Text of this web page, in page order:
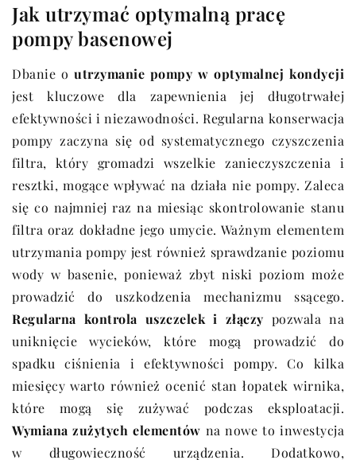
Jak utrzymać optymalną pracę
pompy basenowej
Dbanie o utrzymanie pompy w optymalnej kondycji
jest kluczowe dla zapewnienia jej długotrwałej
efektywności i niezawodności. Regularna konserwacja
pompy zaczyna się od systematycznego czyszczenia
filtra, który gromadzi wszelkie zanieczyszczenia i
resztki, mogące wpływać na działa nie pompy. Zaleca
się co najmniej raz na miesiąc skontrolowanie stanu
filtra oraz dokładne jego umycie. Ważnym elementem
utrzymania pompy jest również sprawdzanie poziomu
wody w basenie, ponieważ zbyt niski poziom może
prowadzić do uszkodzenia mechanizmu ssącego.
Regularna kontrola uszczelek i złączy pozwala na
uniknięcie wycieków, które mogą prowadzić do
spadku ciśnienia i efektywności pompy. Co kilka
miesięcy warto również ocenić stan łopatek wirnika,
które mogą się zużywać podczas eksploatacji.
Wymiana zużytych elementów na nowe to inwestycja
w długowieczność urządzenia. Dodatkowo,